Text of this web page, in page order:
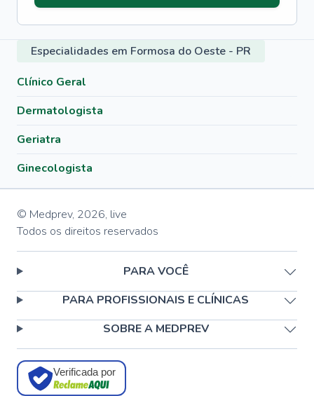
Especialidades em Formosa do Oeste - PR
Clínico Geral
Dermatologista
Geriatra
Ginecologista
© Medprev, 2026, live
Todos os direitos reservados
PARA VOCÊ
PARA PROFISSIONAIS E CLÍNICAS
SOBRE A MEDPREV
Verificada por